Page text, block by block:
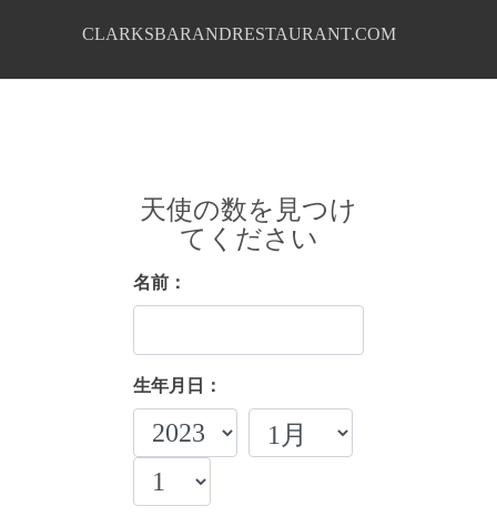
CLARKSBARANDRESTAURANT.COM
天使の数を見つけ
てください
名前：
生年月日：